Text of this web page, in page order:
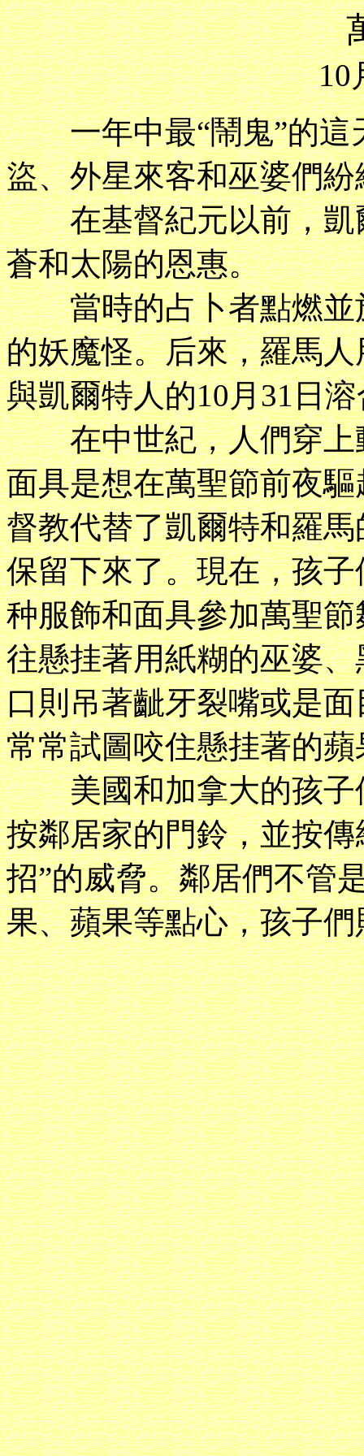
10
一年中最“鬧鬼”的這
盜、外星來客和巫婆們
在基督紀元以前，凱
蒼和太陽的恩惠。
當時的占卜者點燃並
的妖魔怪。后來，羅馬
與凱爾特人的10月31日
在中世紀，人們穿上
面具是想在萬聖節前夜
督教代替了凱爾特和羅
保留下來了。現在，孩
种服飾和面具參加萬聖
往懸挂著用紙糊的巫婆
口則吊著齜牙裂嘴或是
常常試圖咬住懸挂著的蘋
美國和加拿大的孩子
按鄰居家的門鈴，並按
招”的威脅。鄰居們不管
果、蘋果等點心，孩子